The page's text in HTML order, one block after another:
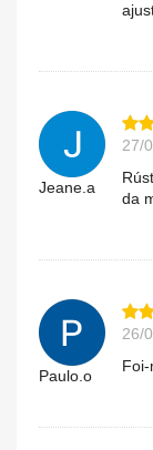
Jeane.a
27/
da
Paulo.o
26/